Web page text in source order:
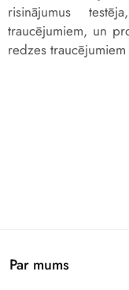
risinājumus
traucējumiem, un
redzes
Par mums